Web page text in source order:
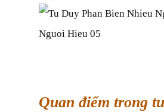
Quan điểm trong